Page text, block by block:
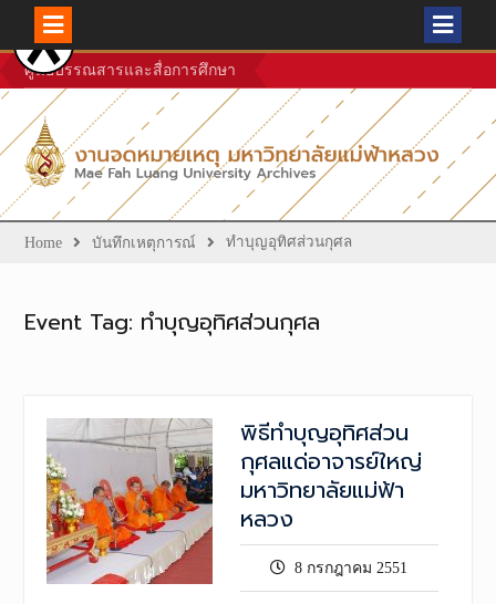
Skip
to
content
ศูนย์บรรณสารและสื่อการศึกษา
Home บันทึกเหตุการณ์ ทำบุญอุทิศส่วนกุศล
Event Tag: ทำบุญอุทิศส่วนกุศล
พิธีทำบุญอุทิศส่วน
กุศลแด่อาจารย์ใหญ่
มหาวิทยาลัยแม่ฟ้า
หลวง
8 กรกฎาคม 2551